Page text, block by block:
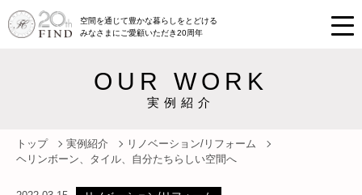
空間を通じて豊かな暮らしをとどける
みなさまにご愛顧いただき20周年
OUR WORK
実例紹介
トップ 実例紹介
リノベーション/リフォーム
ヘリンボーン、タイル、自分たちらしい空間へ